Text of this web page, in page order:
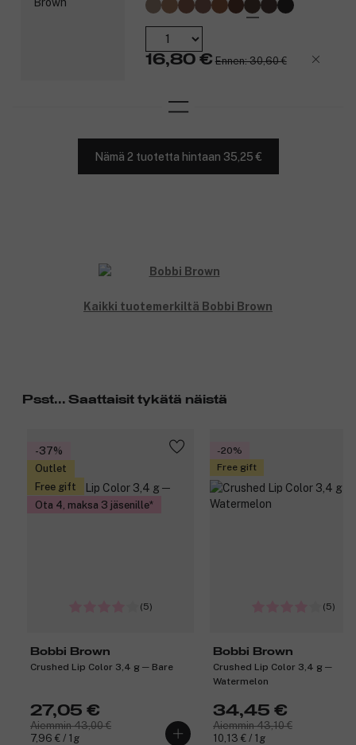
16,80 € Ennen: 30,60 €
Nämä 2 tuotetta hintaan 35,25 €
Kaikki tuotemerkiltä Bobbi Brown
Psst... Saattaisit tykätä näistä
-37%
Outlet
Free gift
Ota 4, maksa 3 jäsenille
(5)
Bobbi Brown
Crushed Lip Color 3,4 g ─ Bare
27,05 €
Aiemmin 43,00 €
7,96 € / 1g
-20%
Free gift
(5)
Bobbi Brown
Crushed Lip Color 3,4 g ─
Watermelon
34,45 €
Aiemmin 43,10 €
10,13 € / 1g